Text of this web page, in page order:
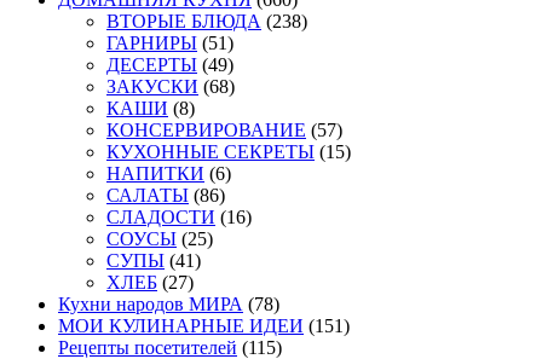
ВТОРЫЕ БЛЮДА (238)
ГАРНИРЫ (51)
ДЕСЕРТЫ (49)
ЗАКУСКИ (68)
КАШИ (8)
КОНСЕРВИРОВАНИЕ (57)
КУХОННЫЕ СЕКРЕТЫ (15)
НАПИТКИ (6)
САЛАТЫ (86)
СЛАДОСТИ (16)
СОУСЫ (25)
СУПЫ (41)
ХЛЕБ (27)
Кухни народов МИРА (78)
МОИ КУЛИНАРНЫЕ ИДЕИ (151)
Рецепты посетителей (115)